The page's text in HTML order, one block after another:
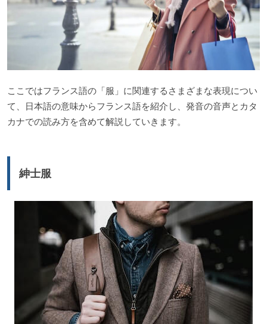
ここではフランス語の「服」に関連するさまざまな表現につい
て、日本語の意味からフランス語を紹介し、発音の音声とカタ
カナでの読み方を含めて解説していきます。
紳士服